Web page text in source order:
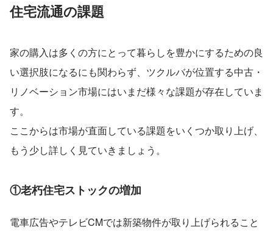
住宅流通の課題
家の購入は多くの方にとって暮らしを豊かにするための良
い選択肢になるにも関わらず、ツクルバが位置する中古・
リノベーション市場にはいまだ様々な課題が存在していま
す。
ここからは市場が直面している課題をいくつか取り上げ、
もう少し詳しく見ていきましょう。
①老朽住宅ストックの増加
電車広告やテレビCMでは新築物件が取り上げられること